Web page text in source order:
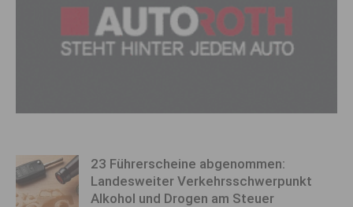
23 Führerscheine abgenommen:
Landesweiter Verkehrsschwerpunkt
Alkohol und Drogen am Steuer